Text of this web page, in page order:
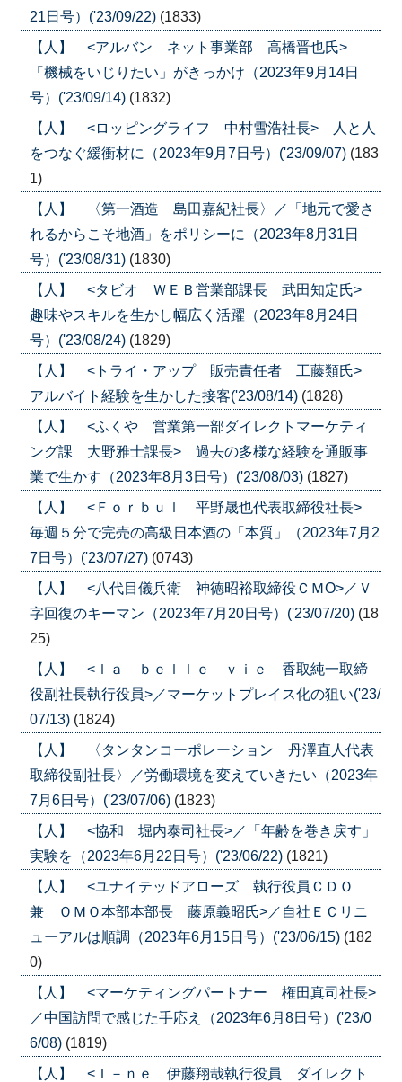
21日号）('23/09/22) (1833)
【人】 <アルバン ネット事業部 高橋晋也氏>
「機械をいじりたい」がきっかけ（2023年9月14日
号）('23/09/14) (1832)
【人】 <ロッピングライフ 中村雪浩社長> 人と人
をつなぐ緩衝材に（2023年9月7日号）('23/09/07) (183
1)
【人】 〈第一酒造 島田嘉紀社長〉／「地元で愛さ
れるからこそ地酒」をポリシーに（2023年8月31日
号）('23/08/31) (1830)
【人】 <タビオ ＷＥＢ営業部課長 武田知定氏>
趣味やスキルを生かし幅広く活躍（2023年8月24日
号）('23/08/24) (1829)
【人】 <トライ・アップ 販売責任者 工藤類氏>
アルバイト経験を生かした接客('23/08/14) (1828)
【人】 <ふくや 営業第一部ダイレクトマーケティ
ング課 大野雅士課長> 過去の多様な経験を通販事
業で生かす（2023年8月3日号）('23/08/03) (1827)
【人】 <Ｆｏｒｂｕｌ 平野晟也代表取締役社長>
毎週５分で完売の高級日本酒の「本質」（2023年7月2
7日号）('23/07/27) (0743)
【人】 <八代目儀兵衛 神徳昭裕取締役ＣＭО>／Ｖ
字回復のキーマン（2023年7月20日号）('23/07/20) (18
25)
【人】 <ｌａ ｂｅｌｌｅ ｖｉｅ 香取純一取締
役副社長執行役員>／マーケットプレイス化の狙い('23/
07/13) (1824)
【人】 〈タンタンコーポレーション 丹澤直人代表
取締役副社長〉／労働環境を変えていきたい（2023年
7月6日号）('23/07/06) (1823)
【人】 <協和 堀内泰司社長>／「年齢を巻き戻す」
実験を（2023年6月22日号）('23/06/22) (1821)
【人】 <ユナイテッドアローズ 執行役員ＣＤＯ
兼 ＯＭＯ本部本部長 藤原義昭氏>／自社ＥＣリニ
ューアルは順調（2023年6月15日号）('23/06/15) (182
0)
【人】 <マーケティングパートナー 権田真司社長>
／中国訪問で感じた手応え（2023年6月8日号）('23/0
6/08) (1819)
【人】 <Ｉ－ｎｅ 伊藤翔哉執行役員 ダイレクト